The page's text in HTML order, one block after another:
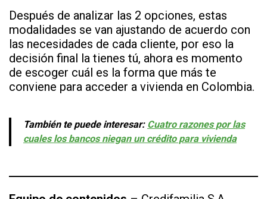
Después de analizar las 2 opciones, estas
modalidades se van ajustando de acuerdo con
las necesidades de cada cliente, por eso la
decisión final la tienes tú, ahora es momento
de escoger cuál es la forma que más te
conviene para acceder a vivienda en Colombia.
También te puede interesar: Cuatro razones por las
cuales los bancos niegan un crédito para vivienda